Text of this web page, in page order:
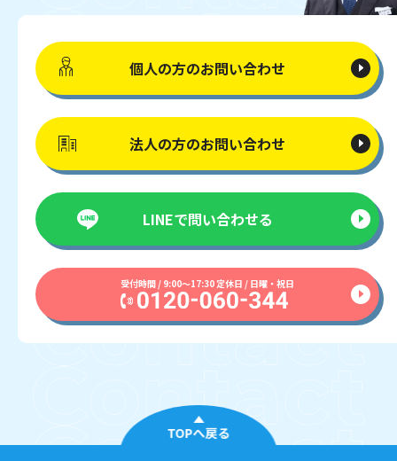
個人の方のお問い合わせ
法人の方のお問い合わせ
LINEで問い合わせる
受付時間 / 9:00〜17:30 定休日 / 日曜・祝日
TOPへ戻る